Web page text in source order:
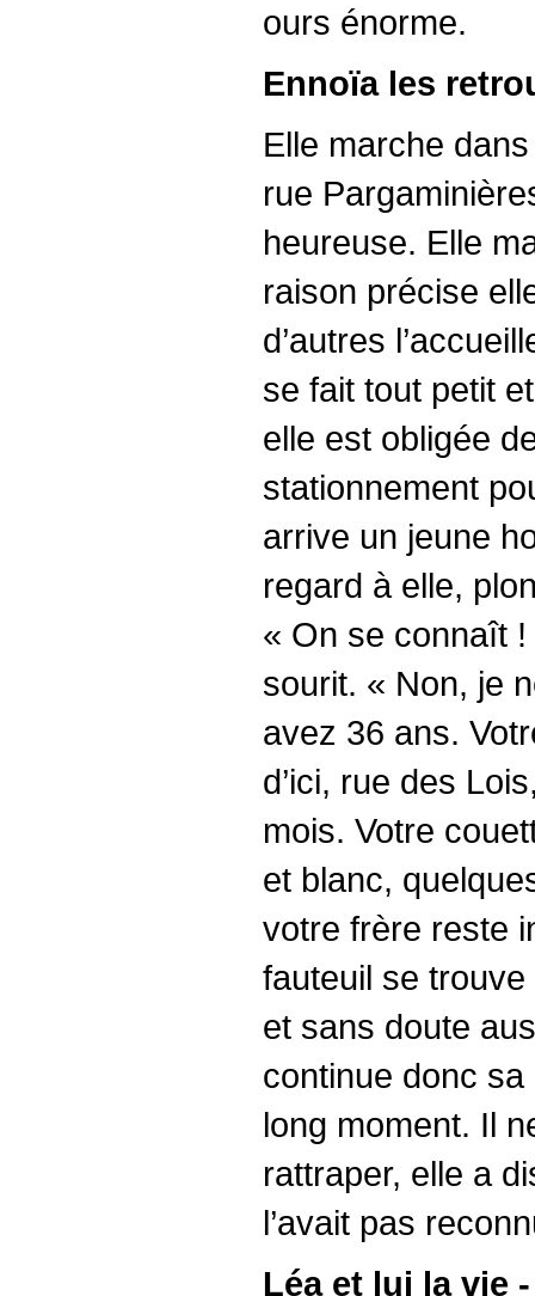
ours énorme.
Ennoïa les
Elle marche
rue
heureuse. Elle
raison précise
d’autres
se fait tout petit
elle est obligée
stationnement
arrive un jeune
regard à elle,
« On se connaît !
sourit. « Non, je
avez 36 ans.
d’ici, rue des
mois. Votre
et blanc,
votre frère reste
fauteuil se
et sans doute
continue donc
long moment. Il
rattraper, elle a
l’avait pas
Léa et lui la vie -